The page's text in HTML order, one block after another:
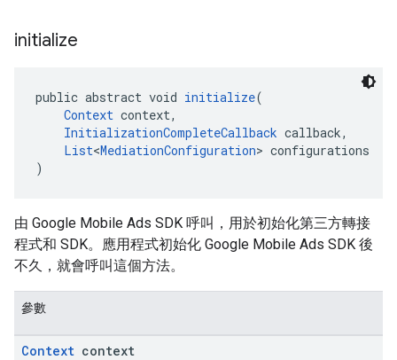
initialize
public abstract void initialize(
Context context,
InitializationCompleteCallback callback,
List<MediationConfiguration> configurations
)
由 Google Mobile Ads SDK 呼叫，用於初始化第三方轉接
程式和 SDK。應用程式初始化 Google Mobile Ads SDK 後
不久，就會呼叫這個方法。
參數
Context context